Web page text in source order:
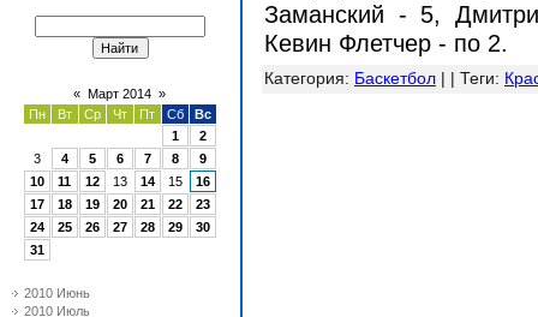
« Март 2014 »
Пн
Вт Ср Чт Пт Сб
Вс
1
2
3
4 5 6 7 8
9
10
11 12 13 14 15
16
17
18 19 20 21 22
23
24
25 26 27 28 29
30
31
2010 Июнь
2010 Июль
Заманский - 5,
Кевин Флетчер - по 2.
Категория: Баскетбол | | Теги: